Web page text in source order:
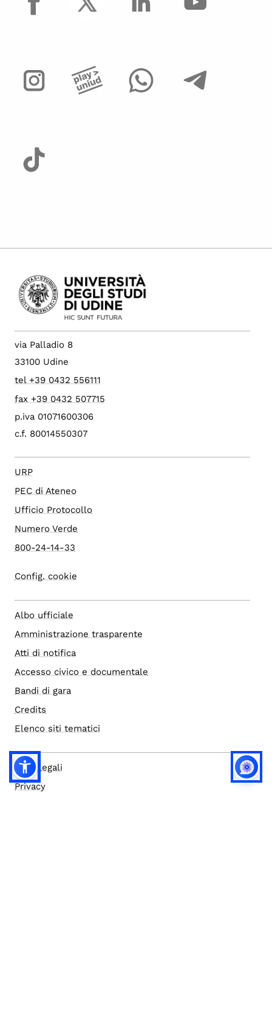
via Palladio 8
33100 Udine
tel +39 0432 556111
fax +39 0432 507715
p.iva 01071600306
c.f. 80014550307
URP
PEC di Ateneo
Ufficio Protocollo
Numero Verde
800-24-14-33
Config. cookie
Albo ufficiale
Amministrazione trasparente
Atti di notifica
Accesso civico e documentale
Bandi di gara
Credits
Elenco siti tematici
Note legali
Privacy